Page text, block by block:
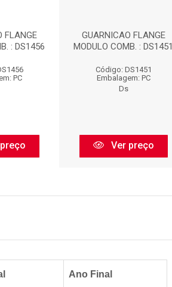
FLANGE
: DS1456
PC
GUARNICAO FLANGE
MODULO COMB. : DS1451
Código: DS1451
Embalagem: PC
Ds
Ver preço
Ano Final